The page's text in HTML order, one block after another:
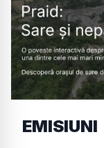
EMISIUNI